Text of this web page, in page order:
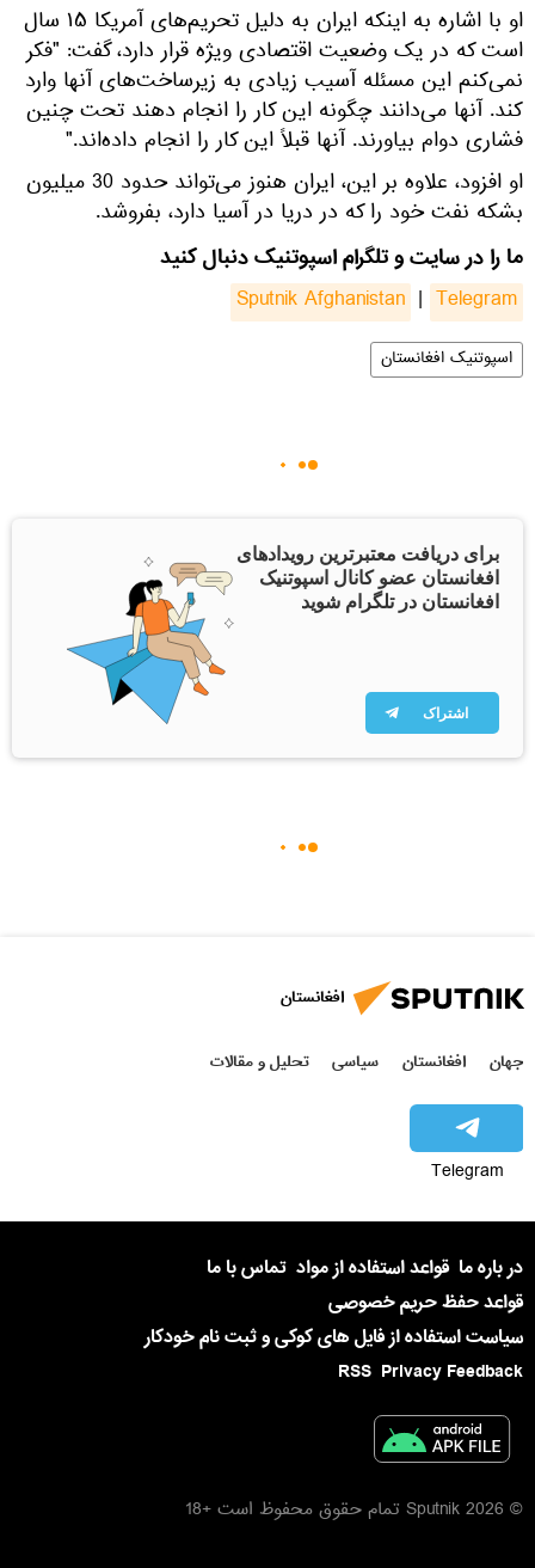
او با اشاره به اینکه ایران به دلیل تحریم‌های آمریکا ۱۵ سال
است که در یک وضعیت اقتصادی ویژه قرار دارد، گفت: "فکر
نمی‌کنم این مسئله آسیب زیادی به زیرساخت‌های آنها وارد
کند. آنها می‌دانند چگونه این کار را انجام دهند تحت چنین
فشاری دوام بیاورند. آنها قبلاً این کار را انجام داده‌اند."
او افزود، علاوه بر این، ایران هنوز می‌تواند حدود 30 میلیون
بشکه نفت خود را که در دریا در آسیا دارد، بفروشد.
ما را در سایت و تلگرام اسپوتنیک دنبال کنید
Sputnik Afghanistan | Telegram
اسپوتنیک افغانستان
برای دریافت معتبرترین رویدادهای
افغانستان عضو کانال اسپوتنیک
افغانستان در تلگرام شوید
اشتراک
افغانستان
جهان افغانستان سیاسی تحلیل و مقالات
Telegram
در باره ما قواعد استفاده از مواد تماس با ما
قواعد حفظ حریم خصوصی
سیاست استفاده از فایل های کوکی و ثبت نام خودکار
Privacy Feedback
RSS
© 2026 Sputnik تمام حقوق محفوظ است +18